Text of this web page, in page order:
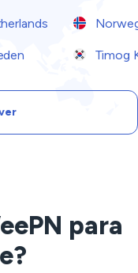
Timog
para